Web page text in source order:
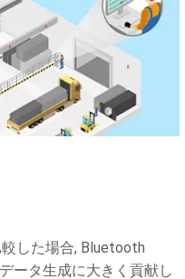
した場合, Bluetooth
ータ生成に大きく貢献し